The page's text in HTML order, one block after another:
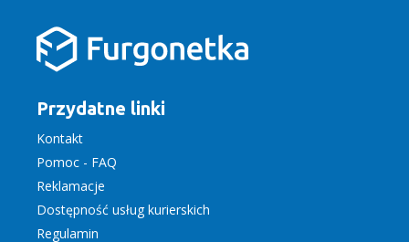
Przydatne linki
Kontakt
Pomoc - FAQ
Reklamacje
Dostępność usług kurierskich
Regulamin